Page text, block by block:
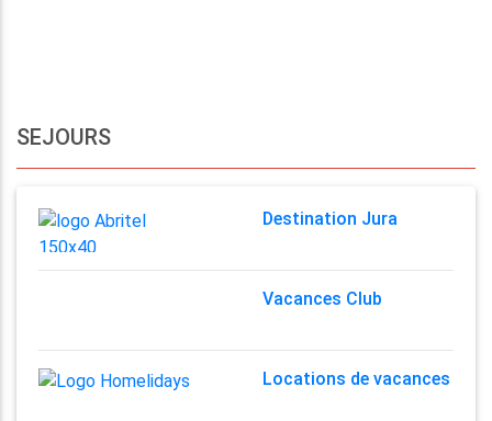
SEJOURS
Destination Jura
Vacances Club
Locations de vacances